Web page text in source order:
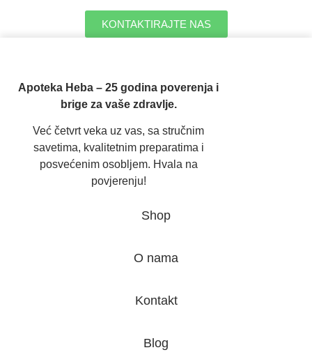
KONTAKTIRAJTE NAS
Apoteka Heba – 25 godina poverenja i
brige za vaše zdravlje.
Već četvrt veka uz vas, sa stručnim
savetima, kvalitetnim preparatima i
posvećenim osobljem. Hvala na
povjerenju!
Shop
O nama
Kontakt
Blog